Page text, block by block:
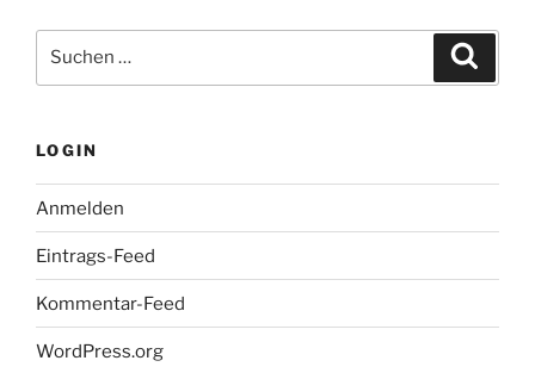
nach:
LOGIN
Anmelden
Eintrags-Feed
Kommentar-Feed
WordPress.org